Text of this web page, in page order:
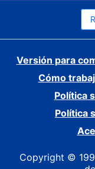
Versión para
Cómo
Política
Política
Copyright ©